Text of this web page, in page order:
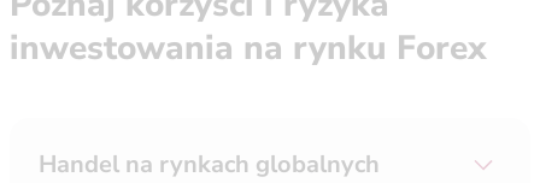
inwestowania na rynku Forex
Handel na rynkach globalnych